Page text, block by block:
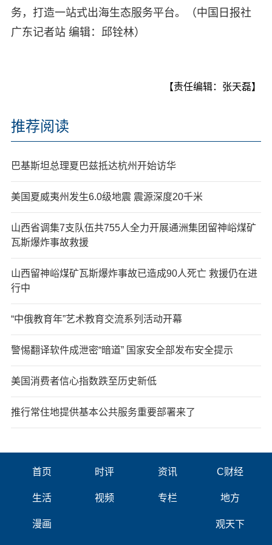
务，打造一站式出海生态服务平台。（中国日报社
广东记者站 编辑：邱铨林）
【责任编辑：张天磊】
推荐阅读
巴基斯坦总理夏巴兹抵达杭州开始访华
美国夏威夷州发生6.0级地震 震源深度20千米
山西省调集7支队伍共755人全力开展通洲集团留神峪煤矿
瓦斯爆炸事故救援
山西留神峪煤矿瓦斯爆炸事故已造成90人死亡 救援仍在进
行中
“中俄教育年”艺术教育交流系列活动开幕
警惕翻译软件成泄密“暗道” 国家安全部发布安全提示
美国消费者信心指数跌至历史新低
推行常住地提供基本公共服务重要部署来了
首页 时评 资讯 C财经
生活 视频 专栏 地方
漫画 观天下